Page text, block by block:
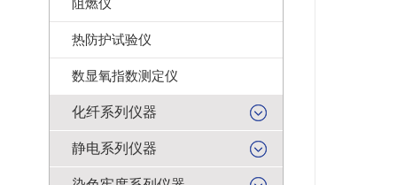
阻燃仪
热防护试验仪
数显氧指数测定仪
化纤系列仪器
静电系列仪器